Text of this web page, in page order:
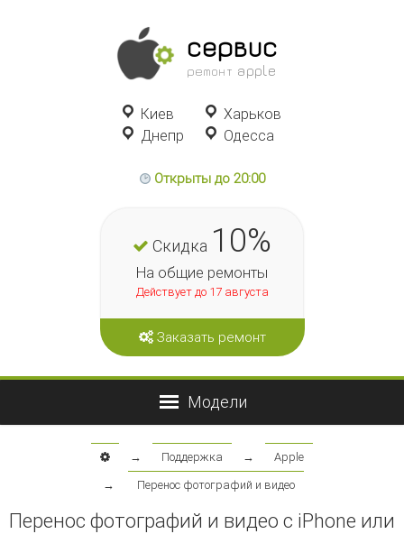
сервис
ремонт apple
Киев
Харьков
Днепр
Одесса
Открыты до 20:00
Скидка 10%
На общие ремонты
Действует до 17 августа
Заказать ремонт
→ Поддержка →
Apple
→
Перенос фотографий и видео
Перенос фотографий и видео с iPhone или